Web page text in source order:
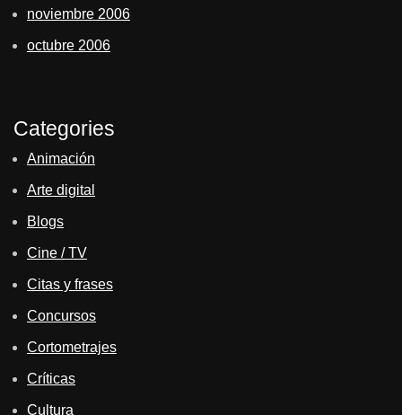
noviembre 2006
octubre 2006
Categories
Animación
Arte digital
Blogs
Cine / TV
Citas y frases
Concursos
Cortometrajes
Críticas
Cultura